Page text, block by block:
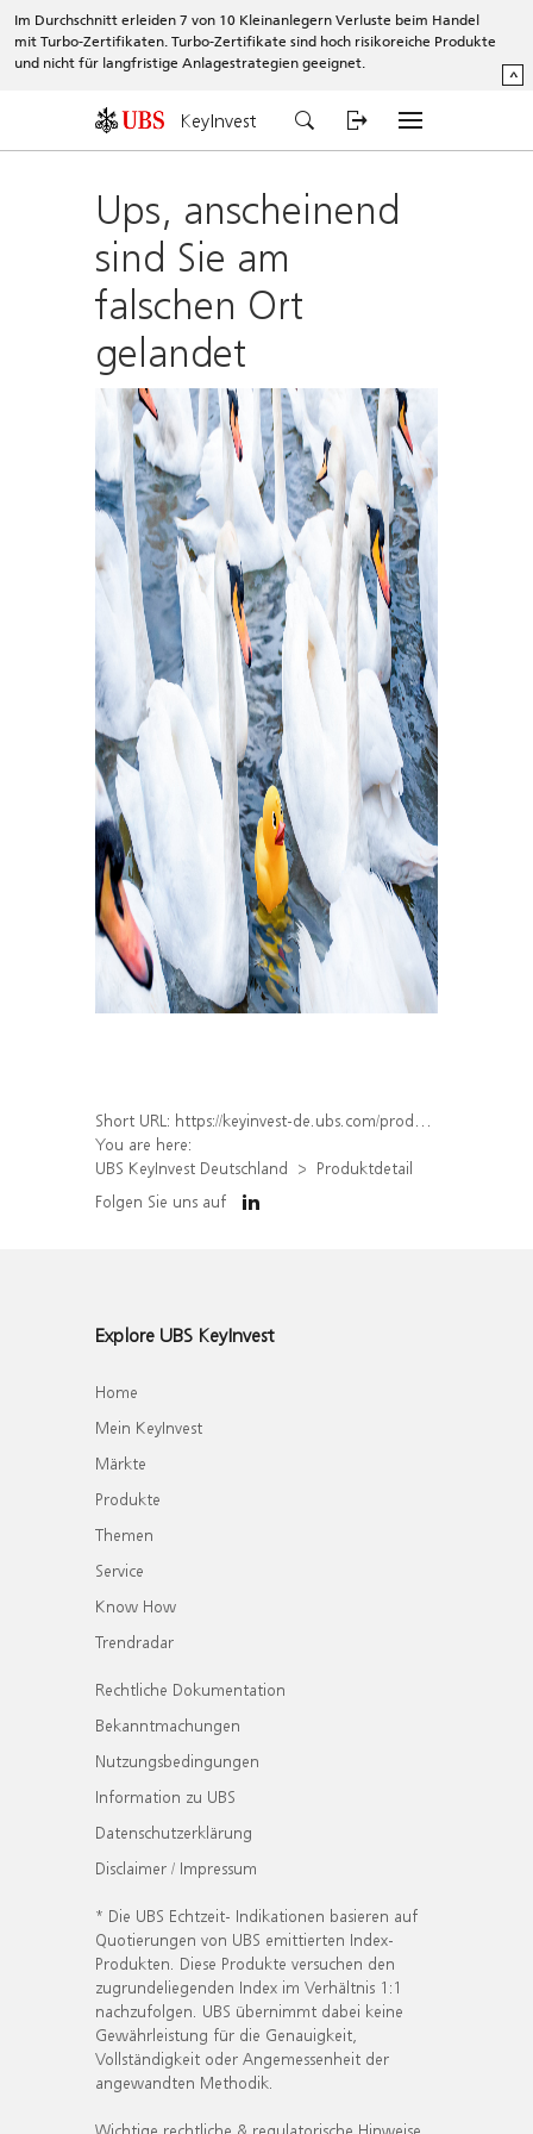
Im Durchschnitt erleiden 7 von 10 Kleinanlegern Verluste beim Handel
mit Turbo-Zertifikaten. Turbo-Zertifikate sind hoch risikoreiche Produkte
und nicht für langfristige Anlagestrategien geeignet.
^
KeyInvest
Ups, anscheinend
sind Sie am
falschen Ort
gelandet
Short URL: https://keyinvest-de.ubs.com/produkt/detail/index/isin/DE000WA7ATJ7
You are here:
UBS KeyInvest Deutschland
Produktdetail
Folgen Sie uns auf
Explore UBS KeyInvest
Home
Mein KeyInvest
Märkte
Produkte
Themen
Service
Know How
Trendradar
Rechtliche Dokumentation
Bekanntmachungen
Nutzungsbedingungen
Information zu UBS
Datenschutzerklärung
Disclaimer / Impressum
* Die UBS Echtzeit- Indikationen basieren auf
Quotierungen von UBS emittierten Index-
Produkten. Diese Produkte versuchen den
zugrundeliegenden Index im Verhältnis 1:1
nachzufolgen. UBS übernimmt dabei keine
Gewährleistung für die Genauigkeit,
Vollständigkeit oder Angemessenheit der
angewandten Methodik.